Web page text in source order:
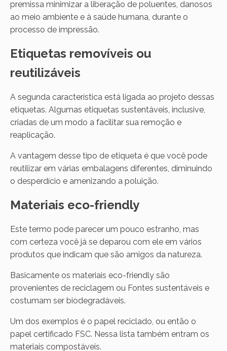
premissa minimizar a liberação de poluentes, danosos
ao meio ambiente e à saúde humana, durante o
processo de impressão.
Etiquetas removíveis ou
reutilizáveis
A segunda característica está ligada ao projeto dessas
etiquetas. Algumas etiquetas sustentáveis, inclusive,
criadas de um modo a facilitar sua remoção e
reaplicação.
A vantagem desse tipo de etiqueta é que você pode
reutilizar em várias embalagens diferentes, diminuindo
o desperdício e amenizando a poluição.
Materiais eco-friendly
Este termo pode parecer um pouco estranho, mas
com certeza você já se deparou com ele em vários
produtos que indicam que são amigos da natureza.
Basicamente os materiais eco-friendly são
provenientes de reciclagem ou Fontes sustentáveis e
costumam ser biodegradáveis.
Um dos exemplos é o papel reciclado, ou então o
papel certificado FSC. Nessa lista também entram os
materiais compostáveis.